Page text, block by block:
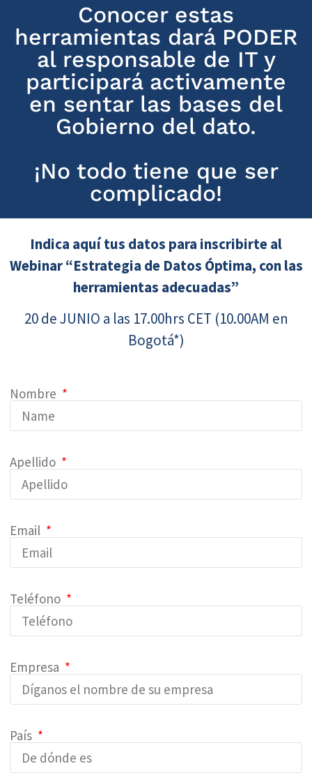
Conocer estas
herramientas dará PODER
al responsable de IT y
participará activamente
en sentar las bases del
Gobierno del dato.
¡No todo tiene que ser
complicado!
Indica aquí tus datos para inscribirte al
Webinar “Estrategia de Datos Óptima, con las
herramientas adecuadas”
20 de JUNIO a las 17.00hrs CET (10.00AM en
Bogotá*)
Nombre
Apellido
Email
Teléfono
Empresa
País